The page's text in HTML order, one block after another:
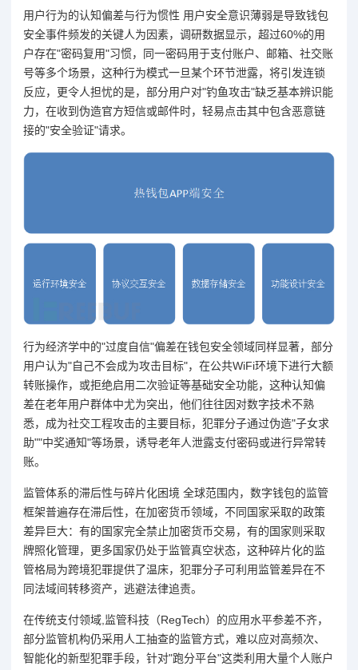
用户行为的认知偏差与行为惯性 用户安全意识薄弱是导致钱包
安全事件频发的关键人为因素，调研数据显示，超过60%的用
户存在"密码复用"习惯，同一密码用于支付账户、邮箱、社交账
号等多个场景，这种行为模式一旦某个环节泄露，将引发连锁
反应，更令人担忧的是，部分用户对"钓鱼攻击"缺乏基本辨识能
力，在收到伪造官方短信或邮件时，轻易点击其中包含恶意链
接的"安全验证"请求。
行为经济学中的"过度自信"偏差在钱包安全领域同样显著，部分
用户认为"自己不会成为攻击目标"，在公共WiFi环境下进行大额
转账操作，或拒绝启用二次验证等基础安全功能，这种认知偏
差在老年用户群体中尤为突出，他们往往因对数字技术不熟
悉，成为社交工程攻击的主要目标，犯罪分子通过伪造"子女求
助""中奖通知"等场景，诱导老年人泄露支付密码或进行异常转
账。
监管体系的滞后性与碎片化困境 全球范围内，数字钱包的监管
框架普遍存在滞后性，在加密货币领域，不同国家采取的政策
差异巨大：有的国家完全禁止加密货币交易，有的国家则采取
牌照化管理，更多国家仍处于监管真空状态，这种碎片化的监
管格局为跨境犯罪提供了温床，犯罪分子可利用监管差异在不
同法域间转移资产，逃避法律追责。
在传统支付领域,监管科技（RegTech）的应用水平参差不齐，
部分监管机构仍采用人工抽查的监管方式，难以应对高频次、
智能化的新型犯罪手段，针对"跑分平台"这类利用大量个人账户